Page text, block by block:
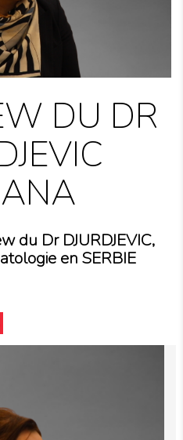
DU DR
du Dr DJURDJEVIC,
en SERBIE